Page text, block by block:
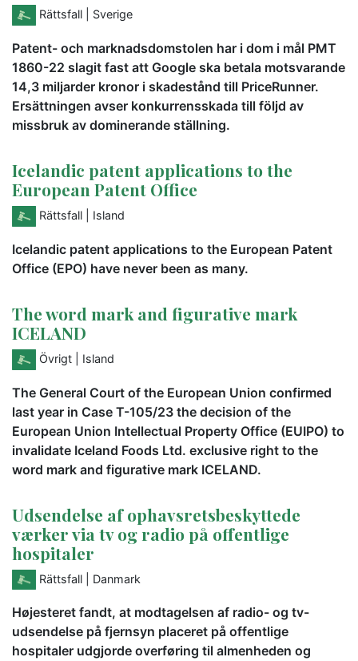
Rättsfall | Sverige
Patent- och marknadsdomstolen har i dom i mål PMT
1860-22 slagit fast att Google ska betala motsvarande
14,3 miljarder kronor i skadestånd till PriceRunner.
Ersättningen avser konkurrensskada till följd av
missbruk av dominerande ställning.
Icelandic patent applications to the
European Patent Office
Rättsfall | Island
Icelandic patent applications to the European Patent
Office (EPO) have never been as many.
The word mark and figurative mark
ICELAND
Övrigt | Island
The General Court of the European Union confirmed
last year in Case T-105/23 the decision of the
European Union Intellectual Property Office (EUIPO) to
invalidate Iceland Foods Ltd. exclusive right to the
word mark and figurative mark ICELAND.
Udsendelse af ophavsretsbeskyttede
værker via tv og radio på offentlige
hospitaler
Rättsfall | Danmark
Højesteret fandt, at modtagelsen af radio- og tv-
udsendelse på fjernsyn placeret på offentlige
hospitaler udgjorde overføring til almenheden og